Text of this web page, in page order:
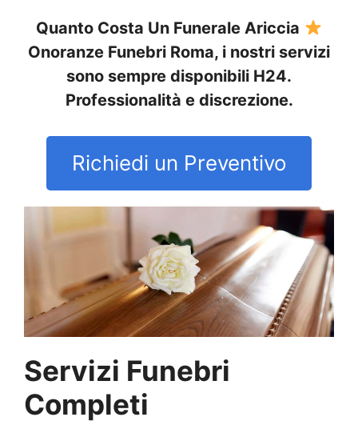
Quanto Costa Un Funerale Ariccia
Onoranze Funebri Roma, i nostri servizi
sono sempre disponibili H24.
Professionalità e discrezione.
Richiedi un Preventivo
Servizi Funebri
Completi